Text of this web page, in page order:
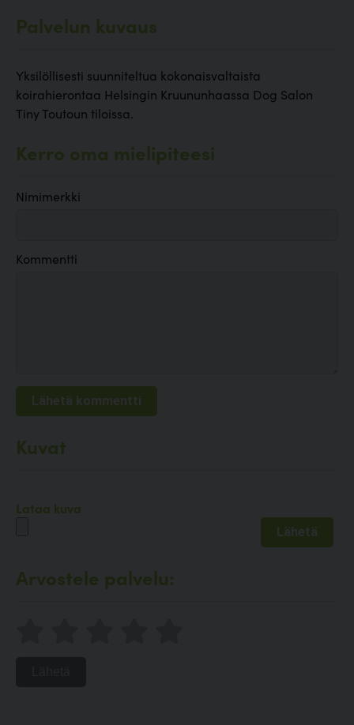
Palvelun kuvaus
Yksilöllisesti suunniteltua kokonaisvaltaista
koirahierontaa Helsingin Kruununhaassa Dog Salon
Tiny Toutoun tiloissa.
Kerro oma mielipiteesi
Nimimerkki
Kommentti
Kuvat
Lataa kuva
Arvostele palvelu: